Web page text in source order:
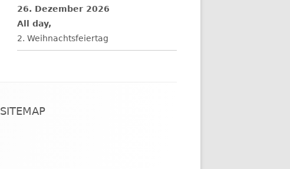
26. Dezember 2026
All day,
2. Weihnachtsfeiertag
SITEMAP